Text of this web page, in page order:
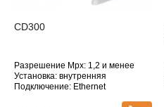
CD300
Разрешение Mpx: 1,2 и менее
Установка: внутренняя
Подключение: Ethernet